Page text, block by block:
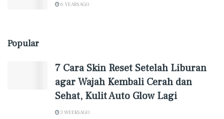
6 YEARS AGO
Popular
7 Cara Skin Reset Setelah Liburan
agar Wajah Kembali Cerah dan
Sehat, Kulit Auto Glow Lagi
3 WEEKS AGO